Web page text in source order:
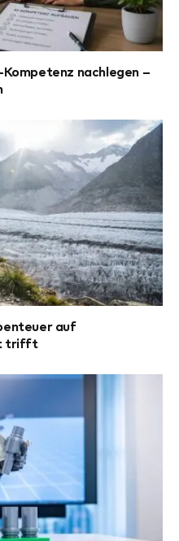
Kompetenz nachlegen –
auf
trifft